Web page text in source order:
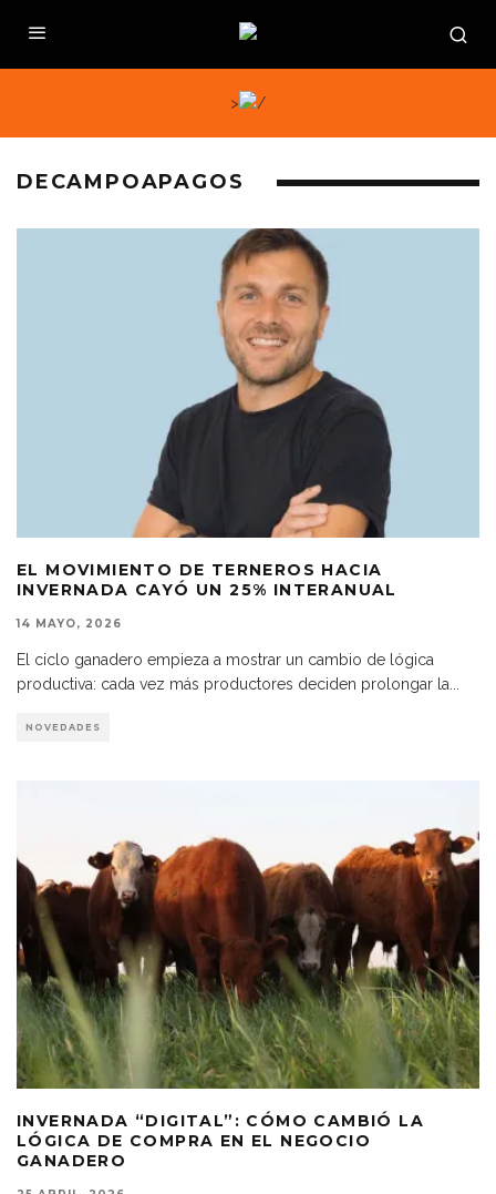
>
DECAMPOAPAGOS
EL MOVIMIENTO DE TERNEROS HACIA
INVERNADA CAYÓ UN 25% INTERANUAL
14 MAYO, 2026
El ciclo ganadero empieza a mostrar un cambio de lógica
productiva: cada vez más productores deciden prolongar la
NOVEDADES
INVERNADA “DIGITAL”: CÓMO CAMBIÓ LA
LÓGICA DE COMPRA EN EL NEGOCIO
GANADERO